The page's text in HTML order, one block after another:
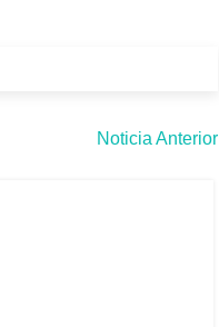
Noticia Anterior